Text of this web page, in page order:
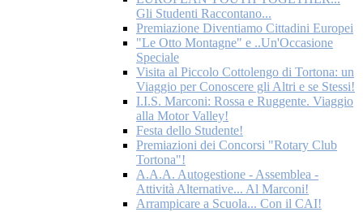
Gli Studenti Raccontano...
Premiazione Diventiamo Cittadini Europei
"Le Otto Montagne" e ..Un'Occasione
Speciale
Visita al Piccolo Cottolengo di Tortona: un
Viaggio per Conoscere gli Altri e se Stessi!
I.I.S. Marconi: Rossa e Ruggente. Viaggio
alla Motor Valley!
Festa dello Studente!
Premiazioni dei Concorsi "Rotary Club
Tortona"!
A.A.A. Autogestione - Assemblea -
Attività Alternative... Al Marconi!
Arrampicare a Scuola... Con il CAI!